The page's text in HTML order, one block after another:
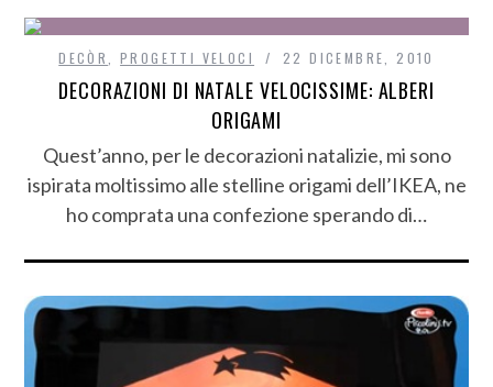
DECÒR ,PROGETTI VELOCI 22 DICEMBRE, 2010
DECORAZIONI DI NATALE VELOCISSIME: ALBERI
ORIGAMI
Quest’anno, per le decorazioni natalizie, mi sono
ispirata moltissimo alle stelline origami dell’IKEA, ne
ho comprata una confezione sperando di…